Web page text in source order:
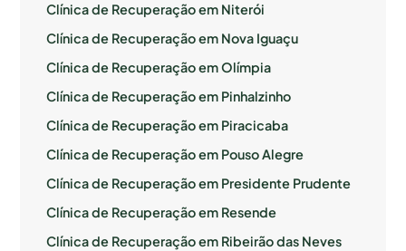
Clínica de Recuperação em Niterói
Clínica de Recuperação em Nova Iguaçu
Clínica de Recuperação em Olímpia
Clínica de Recuperação em Pinhalzinho
Clínica de Recuperação em Piracicaba
Clínica de Recuperação em Pouso Alegre
Clínica de Recuperação em Presidente Prudente
Clínica de Recuperação em Resende
Clínica de Recuperação em Ribeirão das Neves